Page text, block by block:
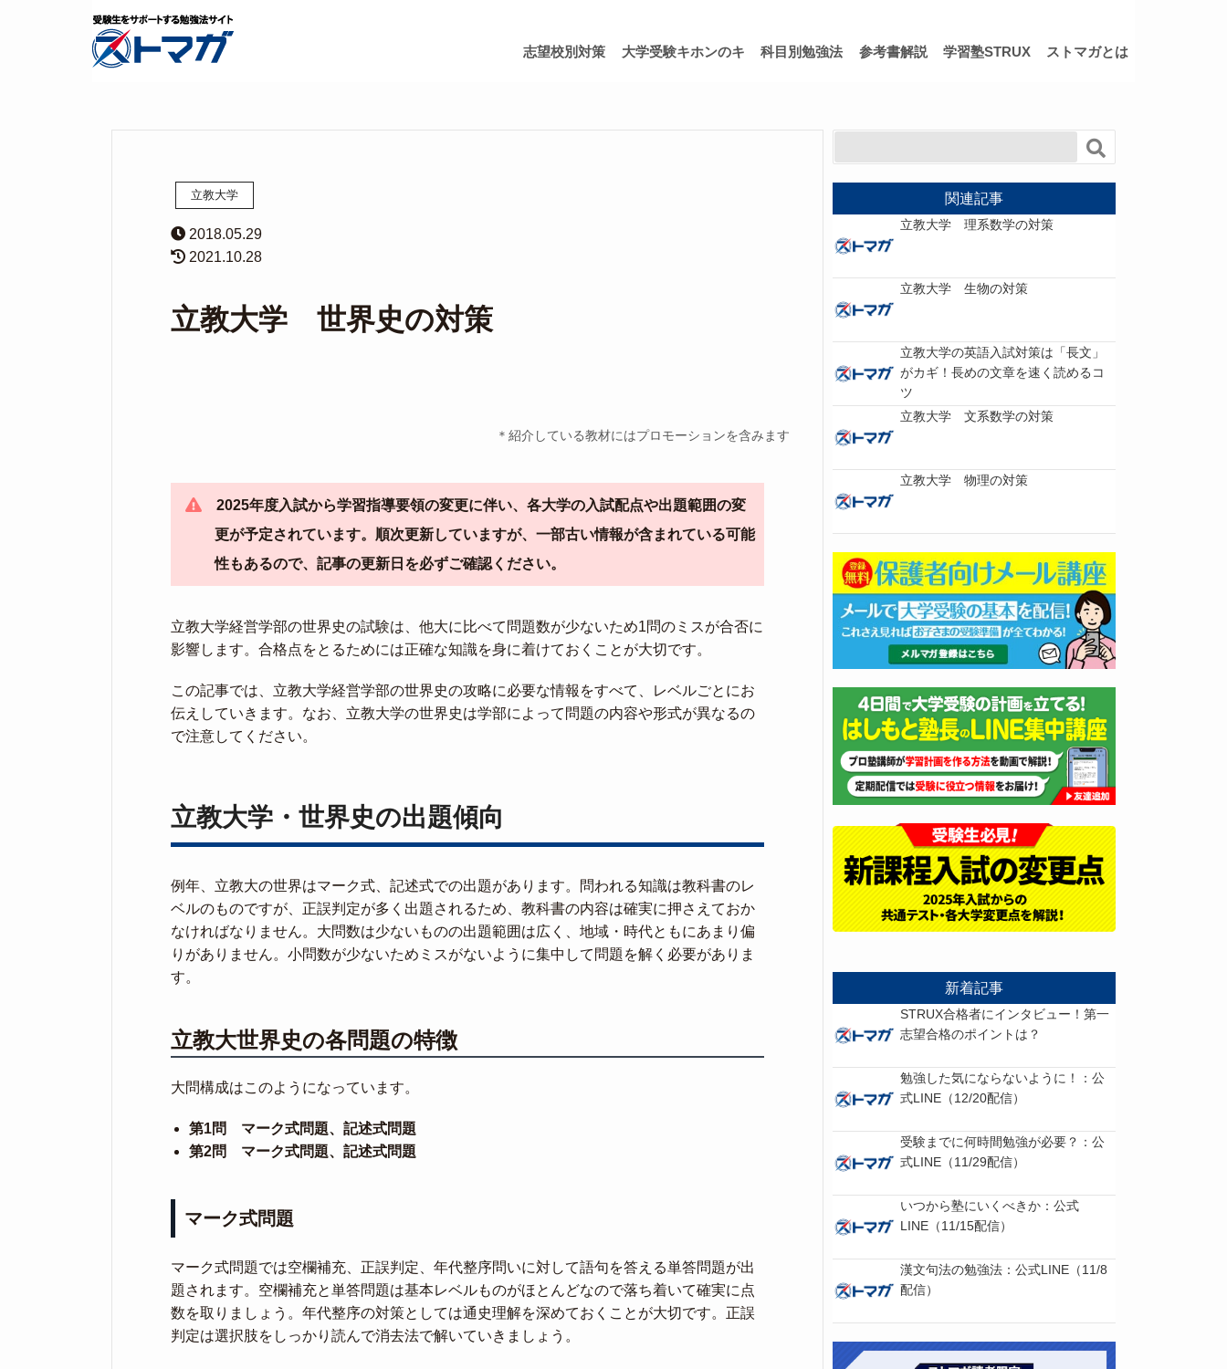
志望校別対策 大学受験キホンのキ 科目別勉強法 参考書解説 学習塾STRUX ストマガとは
立教大学
2018.05.29
2021.10.28
立教大学 世界史の対策
＊紹介している教材にはプロモーションを含みます
2025年度入試から学習指導要領の変更に伴い、各大学の入試配点や出題範囲の変
更が予定されています。順次更新していますが、一部古い情報が含まれている可能
性もあるので、記事の更新日を必ずご確認ください。
立教大学経営学部の世界史の試験は、他大に比べて問題数が少ないため1問のミスが合否に
影響します。合格点をとるためには正確な知識を身に着けておくことが大切です。
この記事では、立教大学経営学部の世界史の攻略に必要な情報をすべて、レベルごとにお
伝えしていきます。なお、立教大学の世界史は学部によって問題の内容や形式が異なるの
で注意してください。
立教大学・世界史の出題傾向
例年、立教大の世界はマーク式、記述式での出題があります。問われる知識は教科書のレ
ベルのものですが、正誤判定が多く出題されるため、教科書の内容は確実に押さえておか
なければなりません。大問数は少ないものの出題範囲は広く、地域・時代ともにあまり偏
りがありません。小問数が少ないためミスがないように集中して問題を解く必要がありま
す。
立教大世界史の各問題の特徴
大問構成はこのようになっています。
第1問 マーク式問題、記述式問題
第2問 マーク式問題、記述式問題
マーク式問題
マーク式問題では空欄補充、正誤判定、年代整序問いに対して語句を答える単答問題が出
題されます。空欄補充と単答問題は基本レベルものがほとんどなので落ち着いて確実に点
数を取りましょう。年代整序の対策としては通史理解を深めておくことが大切です。正誤
判定は選択肢をしっかり読んで消去法で解いていきましょう。
関連記事
立教大学 理系数学の対策
立教大学 生物の対策
立教大学の英語入試対策は「長文」
がカギ！長めの文章を速く読めるコ
ツ
立教大学 文系数学の対策
立教大学 物理の対策
新着記事
STRUX合格者にインタビュー！第一
志望合格のポイントは？
勉強した気にならないように！：公
式LINE（12/20配信）
受験までに何時間勉強が必要？：公
式LINE（11/29配信）
いつから塾にいくべきか：公式
LINE（11/15配信）
漢文句法の勉強法：公式LINE（11/8
配信）